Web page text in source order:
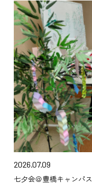
2026.07.09
七夕会＠豊橋キャンパス